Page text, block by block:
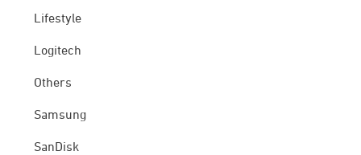
Lifestyle
Logitech
Others
Samsung
SanDisk